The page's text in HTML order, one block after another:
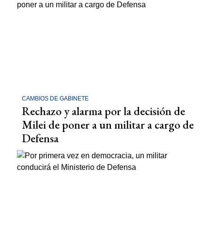
CAMBIOS DE GABINETE
Rechazo y alarma por la decisión de
Milei de poner a un militar a cargo de
Defensa